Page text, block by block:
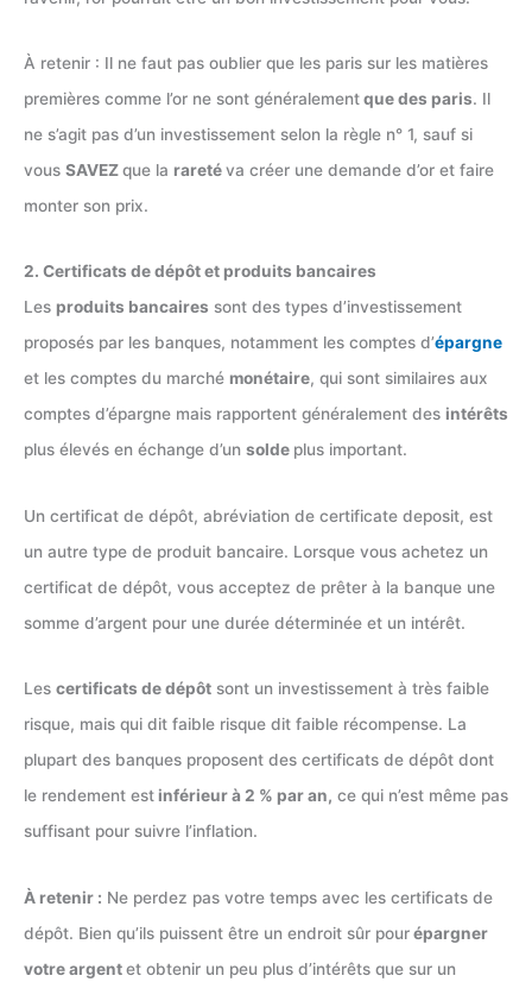
À retenir : Il ne faut pas oublier que les paris sur les matières
premières comme l’or ne sont généralementque des paris. Il
ne s’agit pas d’un investissement selon la règle n° 1, sauf si
vous SAVEZque la raretéva créer une demande d’or et faire
monter son prix.
2. Certificats de dépôt et produits bancaires
Les produits bancaires sont des types d’investissement
proposés par les banques, notamment les comptes d’épargne
et les comptes du marché monétaire, qui sont similaires aux
comptes d’épargne mais rapportent généralement des intérêts
plus élevés en échange d’un solde plus important.
Un certificat de dépôt, abréviation de certificate deposit, est
un autre type de produit bancaire. Lorsque vous achetez un
certificat de dépôt, vous acceptez de prêter à la banque une
somme d’argent pour une durée déterminée et un intérêt.
Les certificats de dépôt sont un investissement à très faible
risque, mais qui dit faible risque dit faible récompense. La
plupart des banques proposent des certificats de dépôt dont
le rendement est inférieur à 2 % par an, ce qui n’est même pas
suffisant pour suivre l’inflation.
À retenir : Ne perdez pas votre temps avec les certificats de
dépôt. Bien qu’ils puissent être un endroit sûr pourépargner
votre argentet obtenir un peu plus d’intérêts que sur un